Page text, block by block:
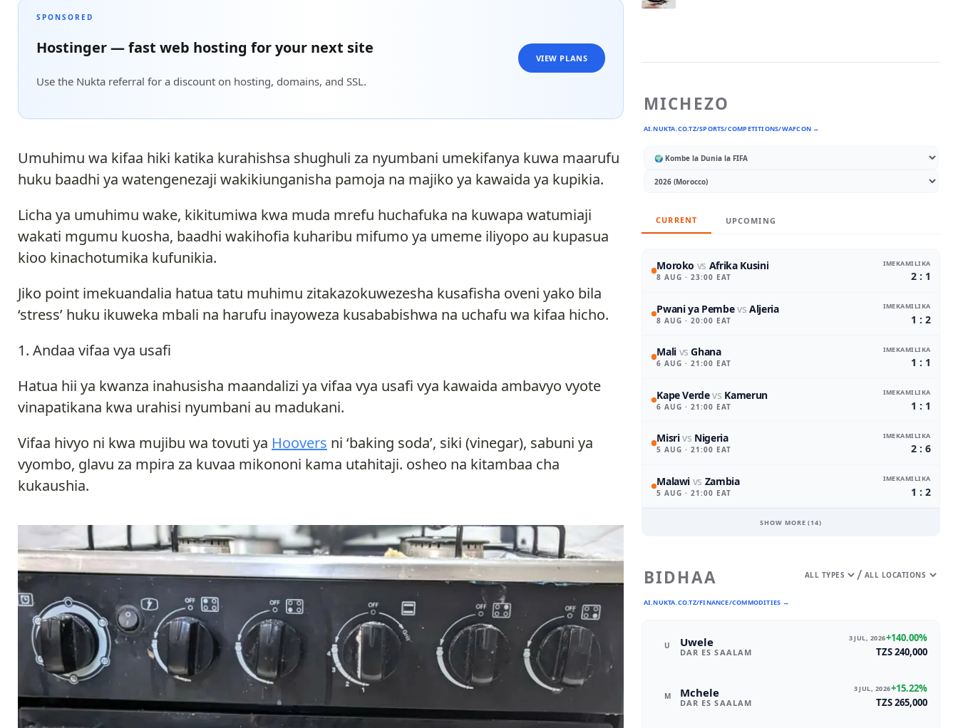
SPONSORED
Hostinger — fast web hosting for your next site
Use the Nukta referral for a discount on hosting, domains, and SSL.
VIEW PLANS
Umuhimu wa kifaa hiki katika kurahishsa shughuli za nyumbani umekifanya kuwa maarufu
huku baadhi ya watengenezaji wakikiunganisha pamoja na majiko ya kawaida ya kupikia.
Licha ya umuhimu wake, kikitumiwa kwa muda mrefu huchafuka na kuwapa watumiaji
wakati mgumu kuosha, baadhi wakihofia kuharibu mifumo ya umeme iliyopo au kupasua
kioo kinachotumika kufunikia.
Jiko point imekuandalia hatua tatu muhimu zitakazokuwezesha kusafisha oveni yako bila
‘stress’ huku ikuweka mbali na harufu inayoweza kusababishwa na uchafu wa kifaa hicho.
Andaa vifaa vya usafi
Hatua hii ya kwanza inahusisha maandalizi ya vifaa vya usafi vya kawaida ambavyo vyote
vinapatikana kwa urahisi nyumbani au madukani.
Vifaa hivyo ni kwa mujibu wa tovuti ya Hoovers ni ‘baking soda’, siki (vinegar), sabuni ya
vyombo, glavu za mpira za kuvaa mikononi kama utahitaji. osheo na kitambaa cha
kukaushia.
MICHEZO
AI.NUKTA.CO.TZ/SPORTS/COMPETITIONS/WAFCON →
CURRENT UPCOMING
Moroko vs Afrika Kusini
8 AUG · 23:00 EAT
IMEKAMILIKA
2 : 1
Pwani ya Pembevs Aljeria
8 AUG · 20:00 EAT
IMEKAMILIKA
1 : 2
Mali vsGhana
6 AUG · 21:00 EAT
IMEKAMILIKA
1 : 1
Kape Verdevs Kamerun
6 AUG · 21:00 EAT
IMEKAMILIKA
1 : 1
Misrivs Nigeria
5 AUG · 21:00 EAT
IMEKAMILIKA
2 : 6
Malawi vs Zambia
5 AUG · 21:00 EAT
IMEKAMILIKA
1 : 2
SHOW MORE (14)
BIDHAA
AI.NUKTA.CO.TZ/FINANCE/COMMODITIES →
/
U Uwele
DAR ES SAALAM
3 JUL, 2026+140.00%
TZS 240,000
M Mchele
DAR ES SAALAM
3 JUL, 2026+15.22%
TZS 265,000